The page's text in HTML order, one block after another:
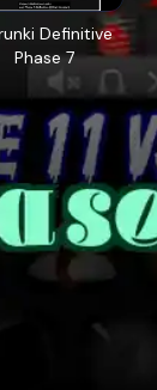
Definitive
Phase 7